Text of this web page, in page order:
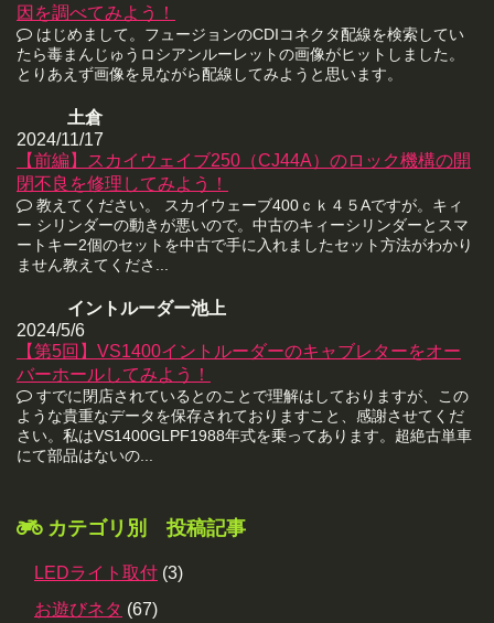
因を調べてみよう！
はじめまして。フュージョンのCDIコネクタ配線を検索してい
たら毒まんじゅうロシアンルーレットの画像がヒットしました。
とりあえず画像を見ながら配線してみようと思います。
土倉
2024/11/17
【前編】スカイウェイブ250（CJ44A）のロック機構の開
閉不良を修理してみよう！
教えてください。 スカイウェーブ400ｃｋ４５Aですが。キィ
ー シリンダーの動きが悪いので。中古のキィーシリンダーとスマ
ートキー2個のセットを中古で手に入れましたセット方法がわかり
ません教えてくださ...
イントルーダー池上
2024/5/6
【第5回】VS1400イントルーダーのキャブレターをオー
バーホールしてみよう！
すでに閉店されているとのことで理解はしておりますが、この
ような貴重なデータを保存されておりますこと、感謝させてくだ
さい。私はVS1400GLPF1988年式を乗ってあります。超絶古単車
にて部品はないの...
カテゴリ別 投稿記事
LEDライト取付 (3)
お遊びネタ (67)